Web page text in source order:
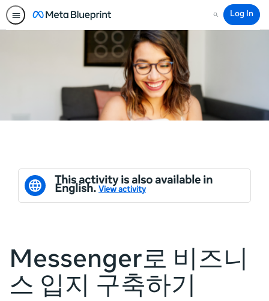
Search
Log In
This activity is also available in
English. View activity
Messenger로 비즈니
스 입지 구축하기